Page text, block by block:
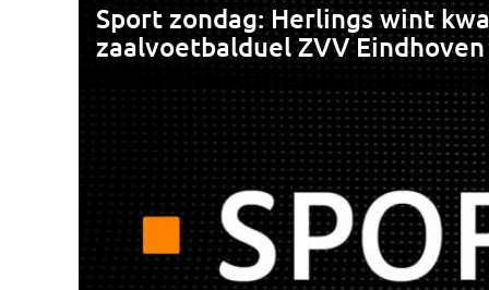
Sport zondag: Herlings wint
zaalvoetbalduel ZVV Eindhoven